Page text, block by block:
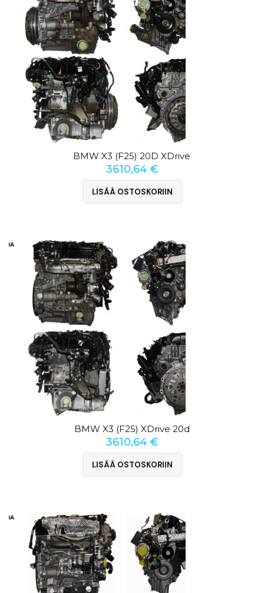
BMW X3 (F25) 20D XDrive
3610,64 €
LISÄÄ OSTOSKORIIN
BMW X3 (F25) XDrive 20d
3610,64 €
LISÄÄ OSTOSKORIIN